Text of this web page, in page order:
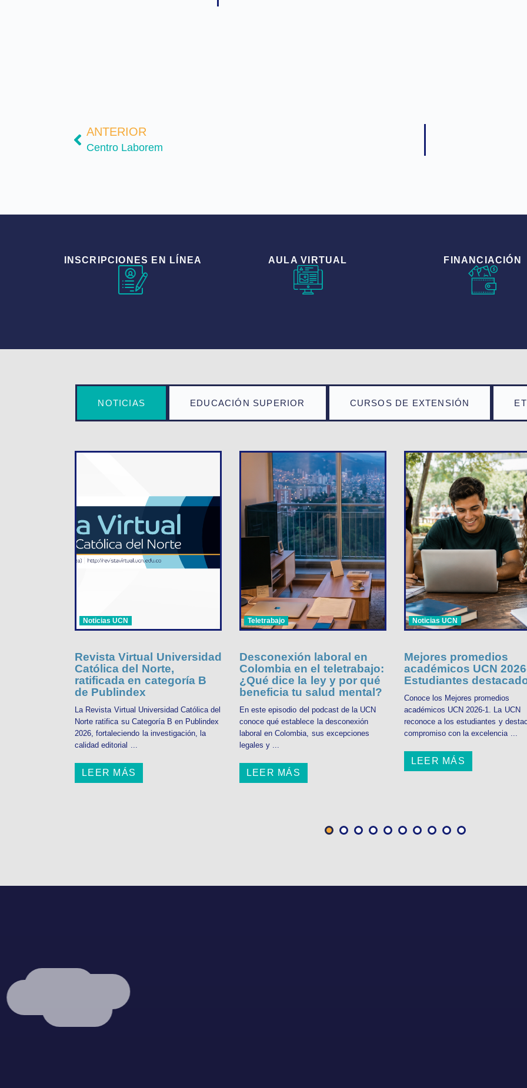
ANTERIOR
Centro Laborem
INSCRIPCIONES EN LÍNEA AULA VIRTUAL FINANCIACIÓN
NOTICIAS EDUCACIÓN SUPERIOR CURSOS DE EXTENSIÓN
Noticias UCN
Revista Virtual Universidad
Católica del Norte,
ratificada en categoría B
de Publindex
La Revista Virtual Universidad Católica del
Norte ratifica su Categoría B en Publindex
2026, fortaleciendo la investigación, la
calidad editorial ...
LEER MÁS
Teletrabajo
Desconexión laboral en
Colombia en el teletrabajo:
¿Qué dice la ley y por qué
beneficia tu salud mental?
En este episodio del podcast de la UCN
conoce qué establece la desconexión
laboral en Colombia, sus excepciones
legales y ...
LEER MÁS
Noticias UCN
Mejores promedios
académicos UCN
Estudiantes
Conoce los Mejores promedios
académicos UCN 2026-1. La UCN
reconoce a los estudiantes y
compromiso con la excelencia ...
LEER MÁS